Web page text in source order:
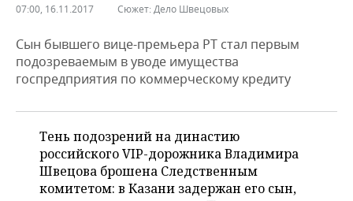
ДЕКЛАРАЦИИ О ДОХОДАХ
ВУЗЫ ТАТАРСТАНА
КОМУ ПРИНАДЛЕЖАТ
ТОРГОВЫЕ ЦЕНТРЫ
ТАТАРСТАНА
НОВОСТИ ЭКОНОМИКИ
БАНКИ
БЮДЖЕТ
ПРОМЫШЛЕННОСТЬ
АГРОПРОМ
МАШИНОСТРОЕНИЕ
НОВОСТИ НЕДВИЖИМОСТИ
АВТО
НОВОСТИ АВТО
БИЗНЕС
07:00, 16.11.2017 Сюжет: Дело Швецовых
Сын бывшего вице-премьера РТ стал первым
подозреваемым в уводе имущества
госпредприятия по коммерческому кредиту
Тень подозрений на династию
российского VIP-дорожника Владимира
Швецова брошена Следственным
комитетом: в Казани задержан его сын,